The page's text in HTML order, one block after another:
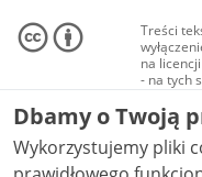
Treści
na
- na tych
audio i
Creative
NC-ND
Dbamy o Twoją
Wykorzystujemy pliki